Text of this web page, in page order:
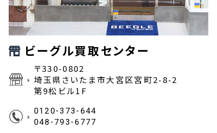
ビーグル買取センター
〒330-0802
埼玉県さいたま市大宮区宮町2-8-2
第9松ビル1F
0120-373-644
048-793-6777